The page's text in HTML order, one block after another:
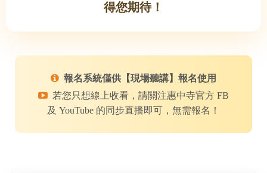
得您期待！
報名系統僅供【現場聽講】報名使用
若您只想線上收看，請關注惠中寺官方 FB
及 YouTube 的同步直播即可，無需報名！